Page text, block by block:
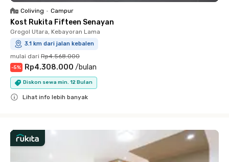
Coliving • Campur
Kost Rukita Fifteen Senayan
Grogol Utara, Kebayoran Lama
3.1 km dari jalan kebalen
mulai dari Rp4.568.000
-5% Rp4.308.000 /bulan
Diskon sewa min. 12 Bulan
Lihat info lebih banyak